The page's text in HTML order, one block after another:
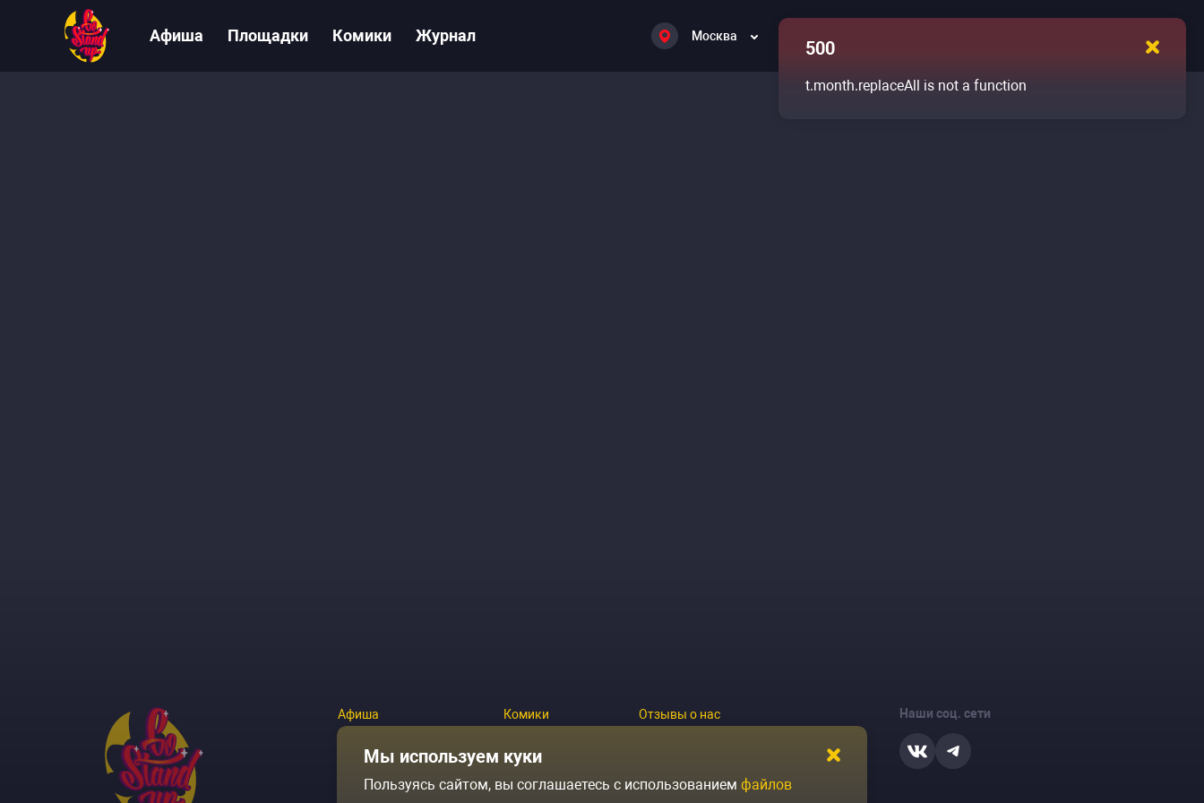
Афиша Площадки Комики Журнал Москва
Афиша
Площадки
Архив событий
Комики
Журнал
Контакты
Отзывы о нас
Политика конфиденциальности
Условия продажи
Наши соц. сети
500
t.month.replaceAll is not a function
Мы используем куки
Пользуясь сайтом, вы соглашаетесь с использованием файлов